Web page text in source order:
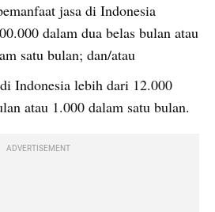
jasa di Indonesia
dalam dua belas bulan atau
satu bulan; dan/atau
Indonesia lebih dari 12.000
atau 1.000 dalam satu bulan.
ADVERTISEMENT